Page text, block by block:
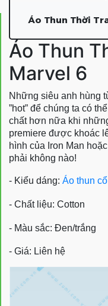
Áo Thun Thời
Áo Thun
Marvel 6
Những siêu anh hùng
”hot” để chúng ta có
chất hơn nữa khi
premiere được khoác
hình của Iron Man
phải không nào!
- Kiểu dáng: Áo thun
- Chất liệu: Cotton
- Màu sắc: Đen/trắng
- Giá: Liên hệ